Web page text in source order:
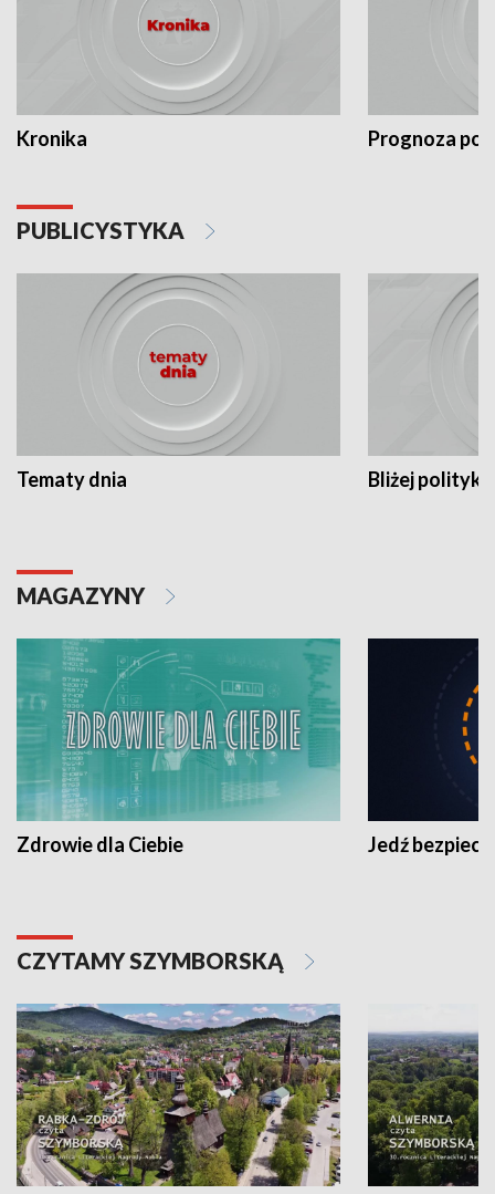
Kronika Prognoza
PUBLICYSTYKA
Tematy dnia Bliżej polityki
MAGAZYNY
Zdrowie dla Ciebie Jedź
CZYTAMY SZYMBORSKĄ